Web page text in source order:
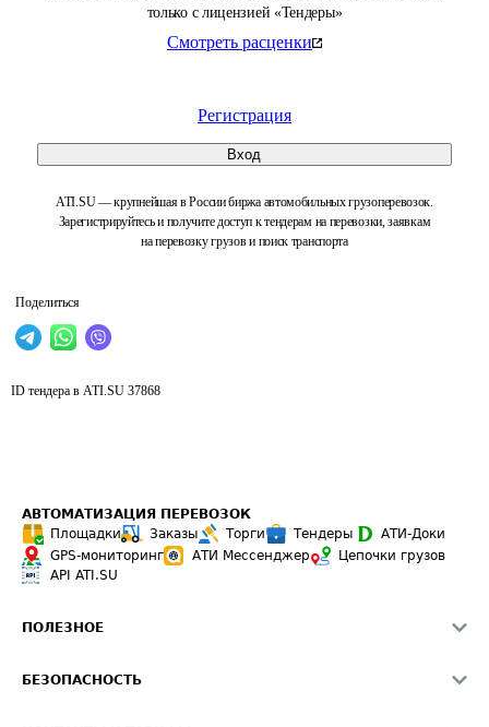
только с лицензией «Тендеры»
Смотреть расценки
Регистрация
Вход
ATI.SU — крупнейшая в России биржа автомобильных грузоперевозок.
Зарегистрируйтесь и получите доступ к тендерам на перевозки, заявкам
на перевозку грузов и поиск транспорта
Поделиться
ID тендера в ATI.SU 37868
АВТОМАТИЗАЦИЯ ПЕРЕВОЗОК
Площадки
Заказы Торги Тендеры
АТИ-Доки
GPS-мониторинг
АТИ Мессенджер
Цепочки грузов
API ATI.SU
ПОЛЕЗНОЕ
Звезды ATI.SU на вашем сайте
БЕЗОПАСНОСТЬ